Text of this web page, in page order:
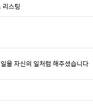
스팅
을 자신의 일처럼 해주셨습니다